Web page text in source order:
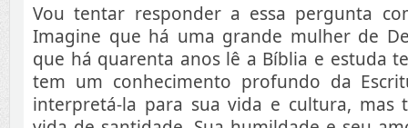
Vou tentar responder a essa pergunta
Imagine que há uma grande mulher de
que há quarenta anos lê a Bíblia e estuda
tem um conhecimento profundo da
interpretá-la para sua vida e cultura, mas